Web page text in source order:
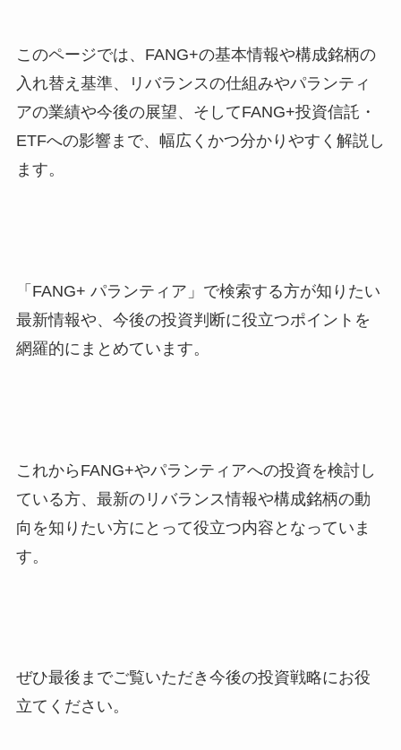
このページでは、FANG+の基本情報や構成銘柄の
入れ替え基準、リバランスの仕組みやパランティ
アの業績や今後の展望、そしてFANG+投資信託・
ETFへの影響まで、幅広くかつ分かりやすく解説し
ます。
「FANG+ パランティア」で検索する方が知りたい
最新情報や、今後の投資判断に役立つポイントを
網羅的にまとめています。
これからFANG+やパランティアへの投資を検討し
ている方、最新のリバランス情報や構成銘柄の動
向を知りたい方にとって役立つ内容となっていま
す。
ぜひ最後までご覧いただき今後の投資戦略にお役
立てください。